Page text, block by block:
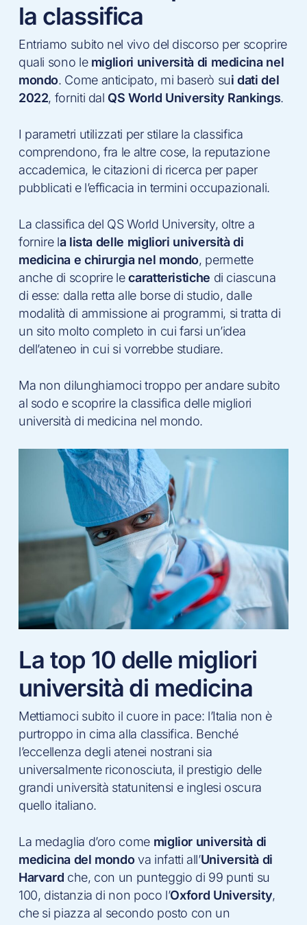
la classifica
Entriamo subito nel vivo del discorso per scoprire
quali sono le migliori università di medicina nel
mondo. Come anticipato, mi baserò sui dati del
2022, forniti dal QS World University Rankings.
I parametri utilizzati per stilare la classifica
comprendono, fra le altre cose, la reputazione
accademica, le citazioni di ricerca per paper
pubblicati e l’efficacia in termini occupazionali.
La classifica del QS World University, oltre a
fornire la lista delle migliori università di
medicina e chirurgia nel mondo, permette
anche di scoprire lecaratteristiche di ciascuna
di esse: dalla retta alle borse di studio, dalle
modalità di ammissione ai programmi, si tratta di
un sito molto completo in cui farsi un’idea
dell’ateneo in cui si vorrebbe studiare.
Ma non dilunghiamoci troppo per andare subito
al sodo e scoprire la classifica delle migliori
università di medicina nel mondo.
La top 10 delle migliori
università di medicina
Mettiamoci subito il cuore in pace: l’Italia non è
purtroppo in cima alla classifica. Benché
l’eccellenza degli atenei nostrani sia
universalmente riconosciuta, il prestigio delle
grandi università statunitensi e inglesi oscura
quello italiano.
La medaglia d’oro come miglior università di
medicina del mondova infatti all’Università di
Harvard che, con un punteggio di 99 punti su
100, distanzia di non poco l’Oxford University,
che si piazza al secondo posto con un